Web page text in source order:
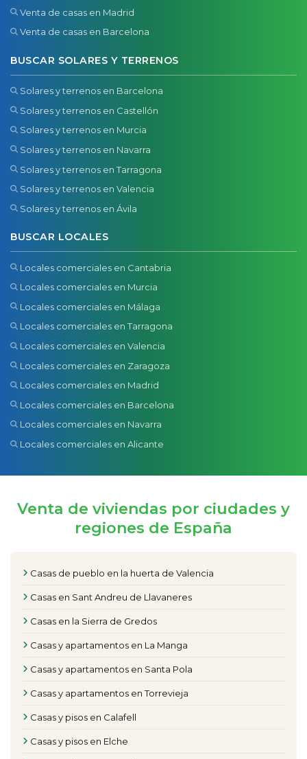
Venta de casas en Madrid
Venta de casas en Barcelona
BUSCAR SOLARES Y TERRENOS
Solares y terrenos en Barcelona
Solares y terrenos en Castellón
Solares y terrenos en Murcia
Solares y terrenos en Navarra
Solares y terrenos en Tarragona
Solares y terrenos en Valencia
Solares y terrenos en Ávila
BUSCAR LOCALES
Locales comerciales en Cantabria
Locales comerciales en Murcia
Locales comerciales en Málaga
Locales comerciales en Tarragona
Locales comerciales en Valencia
Locales comerciales en Zaragoza
Locales comerciales en Madrid
Locales comerciales en Barcelona
Locales comerciales en Navarra
Locales comerciales en Alicante
Venta de viviendas por ciudades y
regiones de España
Casas de pueblo en la huerta de Valencia
Casas en Sant Andreu de Llavaneres
Casas en la Sierra de Gredos
Casas y apartamentos en La Manga
Casas y apartamentos en Santa Pola
Casas y apartamentos en Torrevieja
Casas y pisos en Calafell
Casas y pisos en Elche